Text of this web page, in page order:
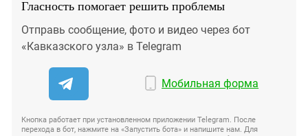
Гласность помогает решить проблемы
Отправь сообщение, фото и видео через бот
«Кавказского узла» в Telegram
Мобильная форма
Кнопка работает при установленном приложении Telegram. После
перехода в бот, нажмите на «Запустить бота» и напишите нам. Для